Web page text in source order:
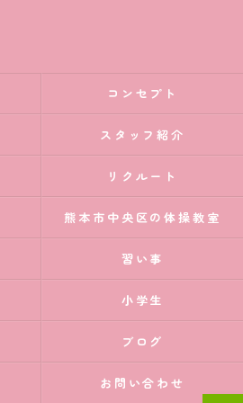
コンセプト
スタッフ紹介
リクルート
熊本市中央区の体操教室
習い事
小学生
ブログ
お問い合わせ